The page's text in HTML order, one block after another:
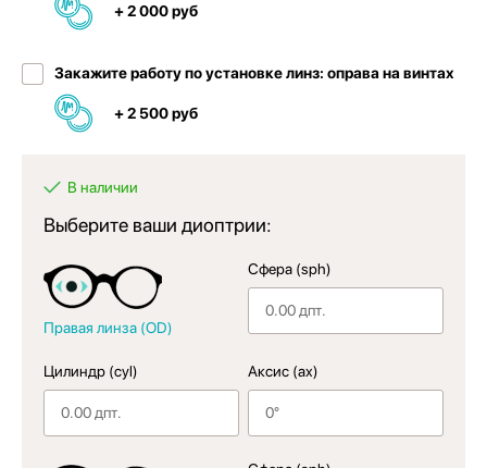
+ 2 000 руб
Закажите работу по установке линз: оправа на винтах
+ 2 500 руб
В наличии
Выберите ваши диоптрии:
Правая линза (OD)
Сфера (sph)
Цилиндр (cyl) Аксис (ax)